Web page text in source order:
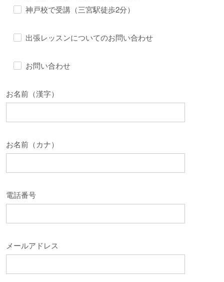
神戸校で受講（三宮駅徒歩2分）
出張レッスンについてのお問い合わせ
お問い合わせ
お名前（漢字）
お名前（カナ）
電話番号
メールアドレス